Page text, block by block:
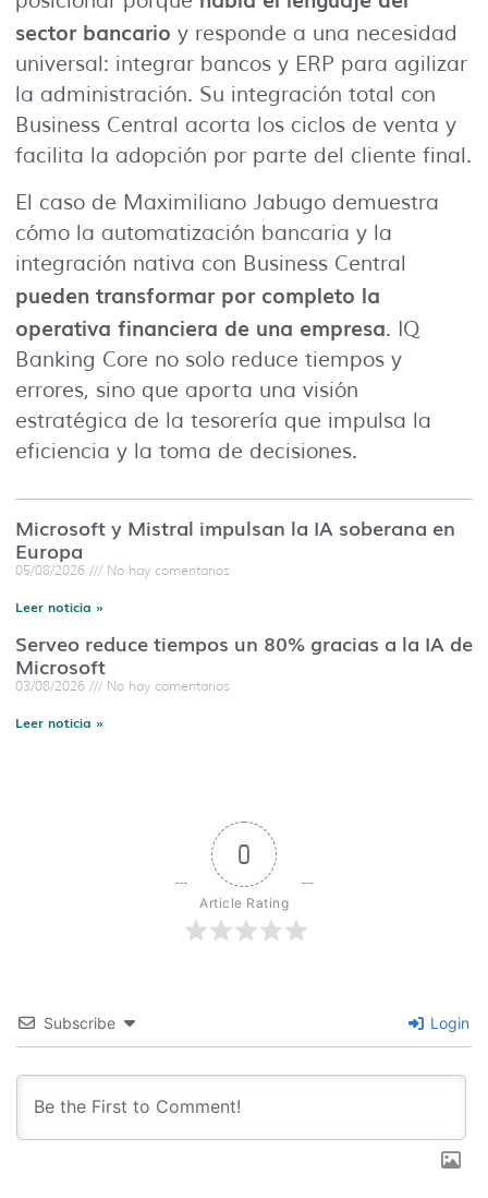
sector bancario y responde a una necesidad
universal: integrar bancos y ERP para agilizar
la administración. Su integración total con
Business Central acorta los ciclos de venta y
facilita la adopción por parte del cliente final.
El caso de Maximiliano Jabugo demuestra
cómo la automatización bancaria y la
integración nativa con Business Central
pueden transformar por completo la
operativa financiera de una empresa. IQ
Banking Core no solo reduce tiempos y
errores, sino que aporta una visión
estratégica de la tesorería que impulsa la
eficiencia y la toma de decisiones.
Microsoft y Mistral impulsan la IA soberana en
Europa
05/08/2026 No hay comentarios
Leer noticia »
Serveo reduce tiempos un 80% gracias a la IA de
Microsoft
03/08/2026 No hay comentarios
Leer noticia »
0
Article Rating
Subscribe Login